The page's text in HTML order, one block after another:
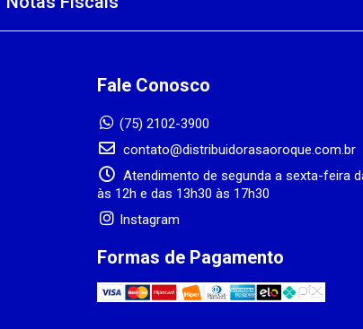
Fale Conosco
(75) 2102-3900
contato@distribuidorasaoroque.com.br
Atendimento de segunda a sexta-feira
às 12h e das 13h30 às 17h30
Instagram
Formas de Pagamento